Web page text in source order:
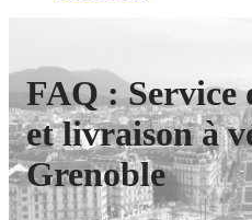
FAQ : Service
et livraison à
Grenoble